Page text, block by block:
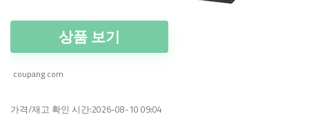
상품 보기
coupang.com
가격/재고 확인 시간:2026-08-10 09:04